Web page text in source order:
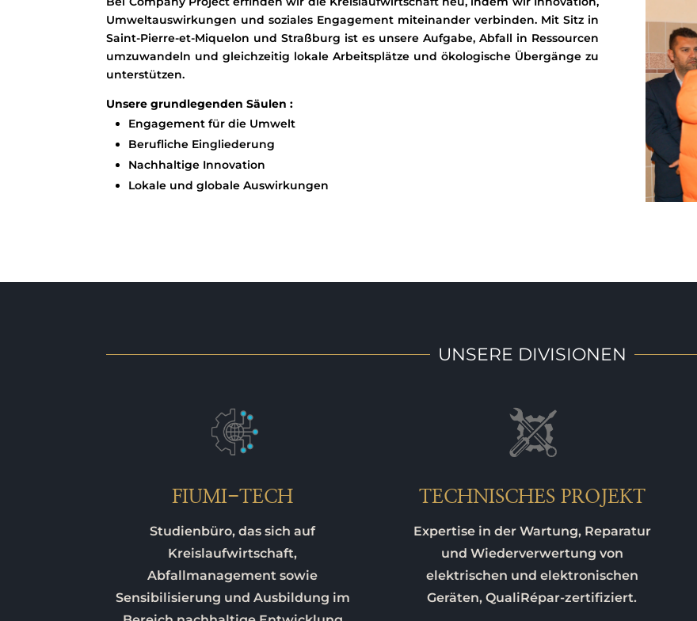
Umweltauswirkungen und soziales Engagement miteinander verbinden. Mit Sitz in
Saint-Pierre-et-Miquelon und Straßburg ist es unsere Aufgabe, Abfall in Ressourcen
umzuwandeln und gleichzeitig lokale Arbeitsplätze und ökologische Übergänge zu
unterstützen.
Unsere grundlegenden Säulen :
Engagement für die Umwelt
Berufliche Eingliederung
Nachhaltige Innovation
Lokale und globale Auswirkungen
UNSERE DIVISIONEN
FIUMI-TECH
Studienbüro, das sich auf
Kreislaufwirtschaft,
Abfallmanagement sowie
Sensibilisierung und Ausbildung im
TECHNISCHES PROJEKT
Expertise in der Wartung, Reparatur
und Wiederverwertung von
elektrischen und elektronischen
Geräten, QualiRépar-zertifiziert.